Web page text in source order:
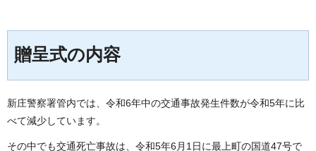
贈呈式の内容
新庄警察署管内では、令和6年中の交通事故発生件数が令和5年に比
べて減少しています。
その中でも交通死亡事故は、令和5年6月1日に最上町の国道47号で